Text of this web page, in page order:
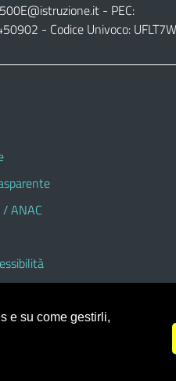
- PEC:
- Codice Univoco: UFLT7W
ANAC
Istituto Comprensivo
e su come gestirli,